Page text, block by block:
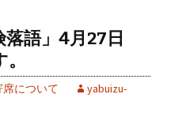
語」4月27日
席について
yabuizu-